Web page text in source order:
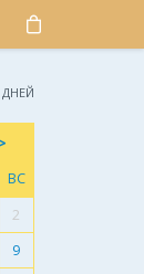
ВС
2
9